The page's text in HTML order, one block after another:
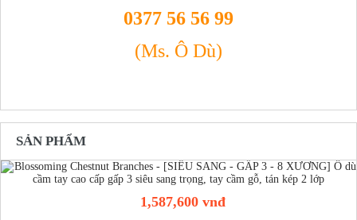
0377 56 56 99
(Ms. Ô Dù)
SẢN PHẨM
1,587,600 vnđ